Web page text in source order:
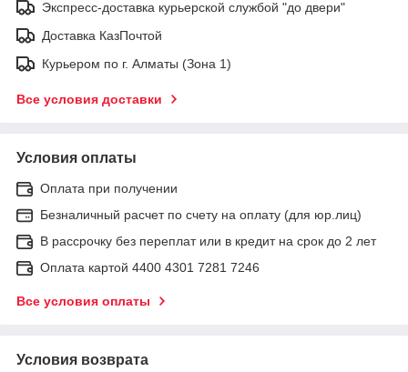
Экспресс-доставка курьерской службой "до двери"
Доставка КазПочтой
Курьером по г. Алматы (Зона 1)
Все условия доставки
Условия оплаты
Оплата при получении
Безналичный расчет по счету на оплату (для юр.лиц)
В рассрочку без переплат или в кредит на срок до 2 лет
Оплата картой 4400 4301 7281 7246
Все условия оплаты
Условия возврата